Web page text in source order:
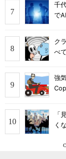
千
で
ク
べ
強
「
く